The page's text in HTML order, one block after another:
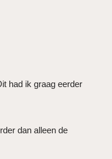
had ik graag eerder
dan alleen de